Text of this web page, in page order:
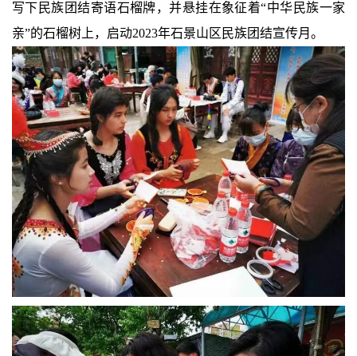
写下民族团结寄语石榴牌，并悬挂在象征着“中华民族一家
亲”的石榴树上，启动2023年石景山区民族团结宣传月。